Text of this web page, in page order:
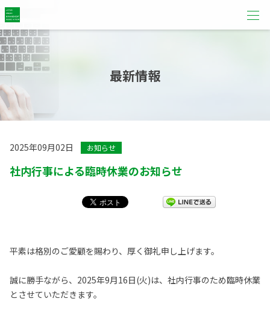
最新情報
2025年09月02日 お知らせ
社内行事による臨時休業のお知らせ
平素は格別のご愛顧を賜わり、厚く御礼申し上げます。
誠に勝手ながら、2025年9月16日(火)は、社内行事のため臨時休業
とさせていただきます。